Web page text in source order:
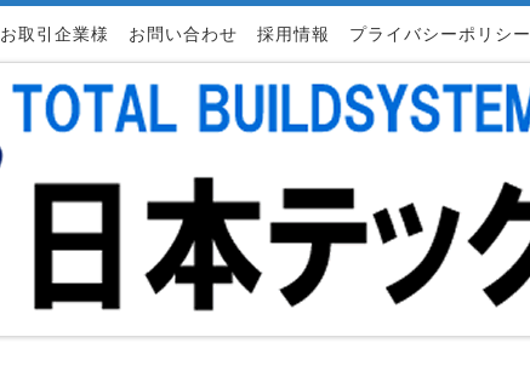
お取引企業様 お問い合わせ 採用情報 プライバシーポリシー